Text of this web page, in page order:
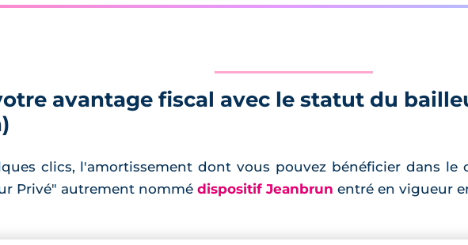
avantage fiscal avec le statut du
clics, l'amortissement dont vous pouvez bénéficier dans le
Privé" autrement nommé dispositif Jeanbrun entré en vigueur